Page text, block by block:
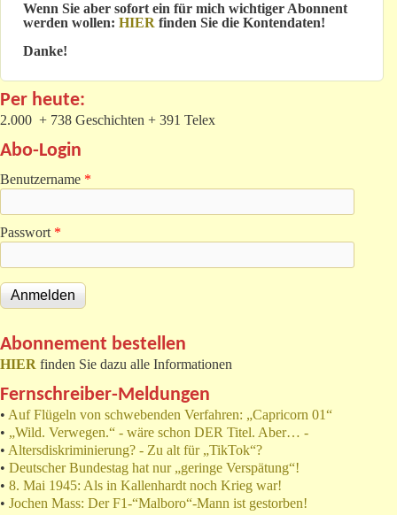
Wenn Sie aber sofort ein für mich wichtiger Abonnent
werden wollen: HIER finden Sie die Kontendaten!
Danke!
Per heute:
2.000 + 738 Geschichten + 391 Telex
Abo-Login
Benutzername *
Passwort *
Abonnement bestellen
HIER finden Sie dazu alle Informationen
Fernschreiber-Meldungen
• Auf Flügeln von schwebenden Verfahren: „Capricorn 01“
• „Wild. Verwegen.“ - wäre schon DER Titel. Aber… -
• Altersdiskriminierung? - Zu alt für „TikTok“?
• Deutscher Bundestag hat nur „geringe Verspätung“!
• 8. Mai 1945: Als in Kallenhardt noch Krieg war!
• Jochen Mass: Der F1-“Malboro“-Mann ist gestorben!